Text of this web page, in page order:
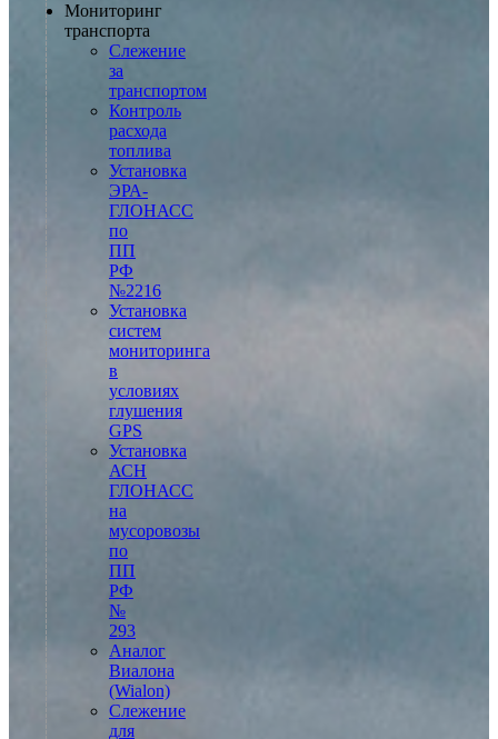
Мониторинг
транспорта
Слежение
за
транспортом
Контроль
расхода
топлива
Установка
ЭРА-
ГЛОНАСС
по
ПП
РФ
№2216
Установка
систем
мониторинга
в
условиях
глушения
GPS
Установка
АСН
ГЛОНАСС
на
мусоровозы
по
ПП
РФ
№
293
Аналог
Виалона
(Wialon)
Слежение
для